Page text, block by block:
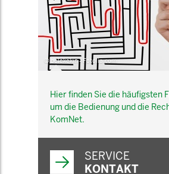
© belekekin - Fotolia.com
Hier finden Sie die häufigsten
um die Bedienung und die
KomNet.
SERVICE
KONTAKT